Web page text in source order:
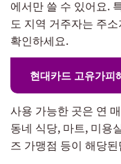
에서만 쓸 수 있어요.
도 지역 거주자는 주
확인하세요.
현대카드 고유가피
사용 가능한 곳은 연
동네 식당, 마트, 미용
즈 가맹점 등이 해당